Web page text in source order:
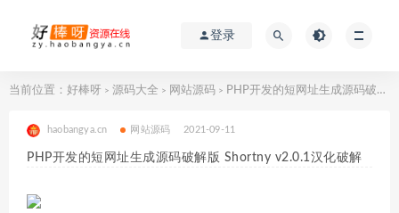
登录
当前位置： 好棒呀 > 源码大全 > 网站源码 > PHP开发的短网址生成源码破解版 Shortny v2.0.1汉化破解
haobangya.cn 网站源码 2021-09-11
PHP开发的短网址生成源码破解版 Shortny v2.0.1汉化破解